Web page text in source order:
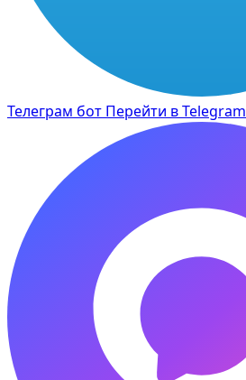
Телеграм бот Перейти в Telegram